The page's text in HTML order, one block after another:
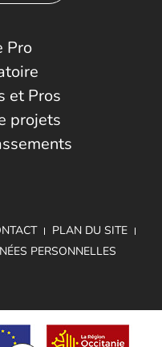
Pro
et Pros
projets
PLAN DU SITE
PERSONNELLES